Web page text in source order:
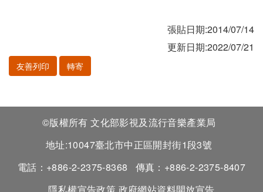
張貼日期:2014/07/14
更新日期:2022/07/21
友善列印 轉寄
©版權所有 文化部影視及流行音樂產業局
地址:10047臺北市中正區開封街1段3號
電話：+886-2-2375-8368
傳真：+886-2-2375-8407